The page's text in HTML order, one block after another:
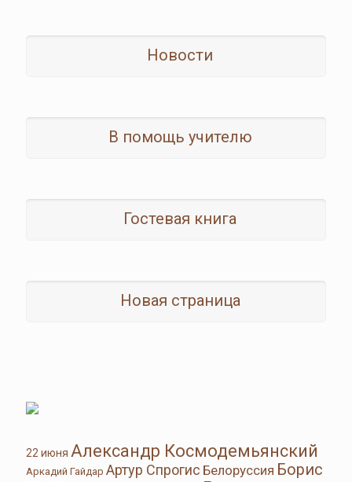
Новости
В помощь учителю
Гостевая книга
Новая страница
22 июня Александр Космодемьянский
Аркадий Гайдар Артур Спрогис Белоруссия Борис